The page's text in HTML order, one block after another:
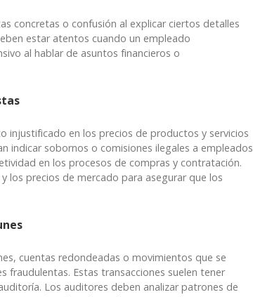
concretas o confusión al explicar ciertos detalles
estar atentos cuando un empleado
al hablar de asuntos financieros o
injustificado en los precios de productos y servicios
indicar sobornos o comisiones ilegales a empleados
en los procesos de compras y contratación.
los precios de mercado para asegurar que los
cuentas redondeadas o movimientos que se
fraudulentas. Estas transacciones suelen tener
Los auditores deben analizar patrones de